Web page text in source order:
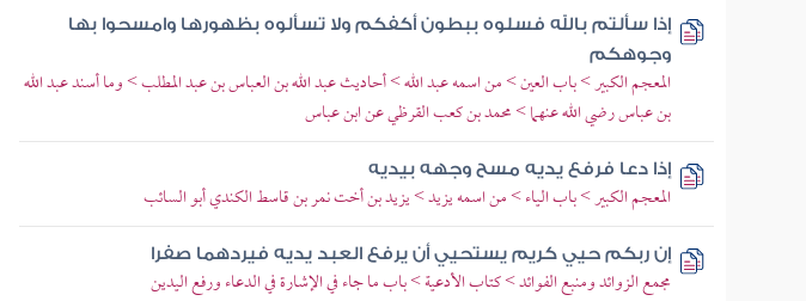
إذا سألتم بالله فسلوه ببطون أكفكم ولا تسألوه بظهورها وامسحوا بها
وجوهكم
المعجم الكبير > باب العين > من اسمه عبد الله > أحاديث عبد الله بن العباس بن عبد المطلب > وما أسند عبد الله
بن عباس رضي الله عنهما > محمد بن كعب القرظي عن ابن عباس
إذا دعا فرفع يديه مسح وجهه بيديه
المعجم الكبير > باب الياء > من اسمه يزيد > يزيد بن أخت نمر بن قاسط الكندي أبو السائب
إن ربكم حيي كريم يستحيي أن يرفع العبد يديه فيردهما صفرا
مجمع الزوائد ومنبع الفوائد > كتاب الأدعية > باب ما جاء في الإشارة في الدعاء ورفع اليدين